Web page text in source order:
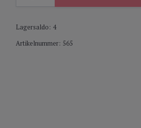
Lagersaldo: 4
Artikelnummer: 565